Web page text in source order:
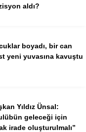
Yerel Yönetimler
Dünya
aldı?
boyadı, bir can
yeni yuvasına kavuştu
Yıldız Ünsal:
geleceği için
irade oluşturulmalı”